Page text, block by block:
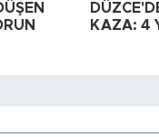
KAZA: 4